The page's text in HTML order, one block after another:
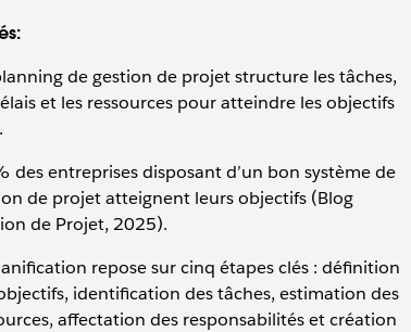
les tâches et respecter les ressources ainsi
de gestion de projet structure les tâches,
et les ressources pour atteindre les objectifs
des entreprises disposant d’un bon système de
de projet atteignent leurs objectifs (Blog
de Projet, 2025).
repose sur cinq étapes clés : définition
identification des tâches, estimation des
affectation des responsabilités et création